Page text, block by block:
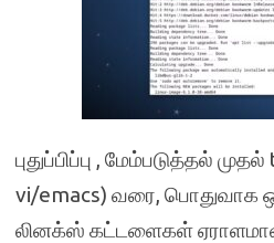
புதுப்பிப்பு , மேம்படுத்தல்
vi/emacs) வரை, பொதுவாக
லினக்ஸ் கட்டளைகள்